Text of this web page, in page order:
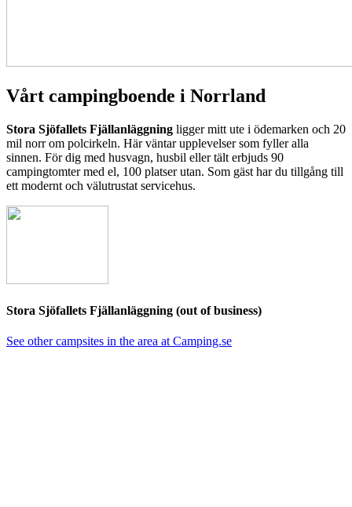
Vårt campingboende i Norrland
Stora Sjöfallets Fjällanläggning ligger mitt ute i ödemarken och 20
mil norr om polcirkeln. Här väntar upplevelser som fyller alla
sinnen. För dig med husvagn, husbil eller tält erbjuds 90
campingtomter med el, 100 platser utan. Som gäst har du tillgång till
ett modernt och välutrustat servicehus.
Stora Sjöfallets Fjällanläggning (out of business)
See other campsites in the area at Camping.se